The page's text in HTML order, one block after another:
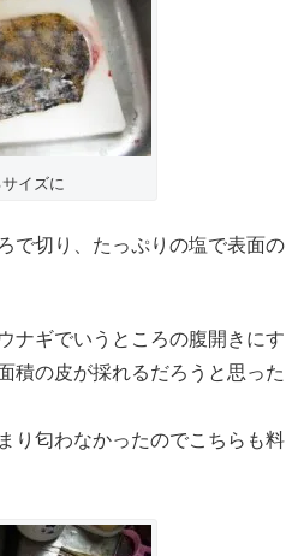
イズに
で切り、たっぷりの塩で表面の
ナギでいうところの腹開きにす
積の皮が採れるだろうと思った
り匂わなかったのでこちらも料